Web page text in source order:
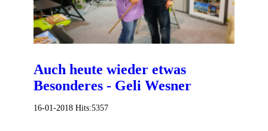
Auch heute wieder etwas
Besonderes - Geli Wesner
16-01-2018 Hits:5357